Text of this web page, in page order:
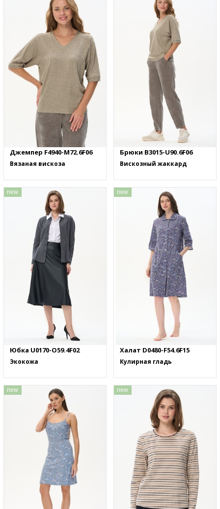
Джемпер F4940-M72.6F06
Вязаная вискоза
Брюки B3015-U90.6F06
Вискозный жаккард
new
Юбка U0170-O59.4F02
Экокожа
new
Халат D0480-F54.6F15
Кулирная гладь
new new